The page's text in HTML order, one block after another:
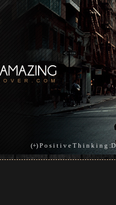
(+) P o s i t i v e T h i n k i n g :D